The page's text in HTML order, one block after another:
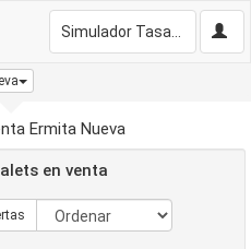
Ermita Nueva
en venta